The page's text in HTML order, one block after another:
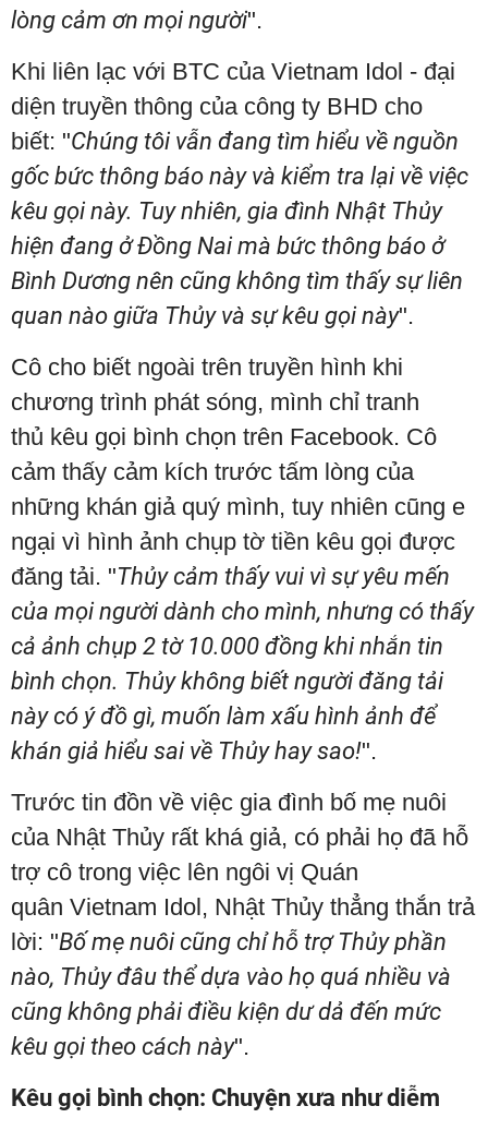
lòng cảm ơn mọi người".
Khi liên lạc với BTC của Vietnam Idol - đại
diện truyền thông của công ty BHD cho
biết: "Chúng tôi vẫn đang tìm hiểu về nguồn
gốc bức thông báo này và kiểm tra lại về việc
kêu gọi này. Tuy nhiên, gia đình Nhật Thủy
hiện đang ở Đồng Nai mà bức thông báo ở
Bình Dương nên cũng không tìm thấy sự liên
quan nào giữa Thủy và sự kêu gọi này".
Cô cho biết ngoài trên truyền hình khi
chương trình phát sóng, mình chỉ tranh
thủ kêu gọi bình chọn trên Facebook. Cô
cảm thấy cảm kích trước tấm lòng của
những khán giả quý mình, tuy nhiên cũng e
ngại vì hình ảnh chụp tờ tiền kêu gọi được
đăng tải. "Thủy cảm thấy vui vì sự yêu mến
của mọi người dành cho mình, nhưng có thấy
cả ảnh chụp 2 tờ 10.000 đồng khi nhắn tin
bình chọn. Thủy không biết người đăng tải
này có ý đồ gì, muốn làm xấu hình ảnh để
khán giả hiểu sai về Thủy hay sao!".
Trước tin đồn về việc gia đình bố mẹ nuôi
của Nhật Thủy rất khá giả, có phải họ đã hỗ
trợ cô trong việc lên ngôi vị Quán
quân Vietnam Idol, Nhật Thủy thẳng thắn trả
lời: "Bố mẹ nuôi cũng chỉ hỗ trợ Thủy phần
nào, Thủy đâu thể dựa vào họ quá nhiều và
cũng không phải điều kiện dư dả đến mức
kêu gọi theo cách này".
Kêu gọi bình chọn: Chuyện xưa như diễm